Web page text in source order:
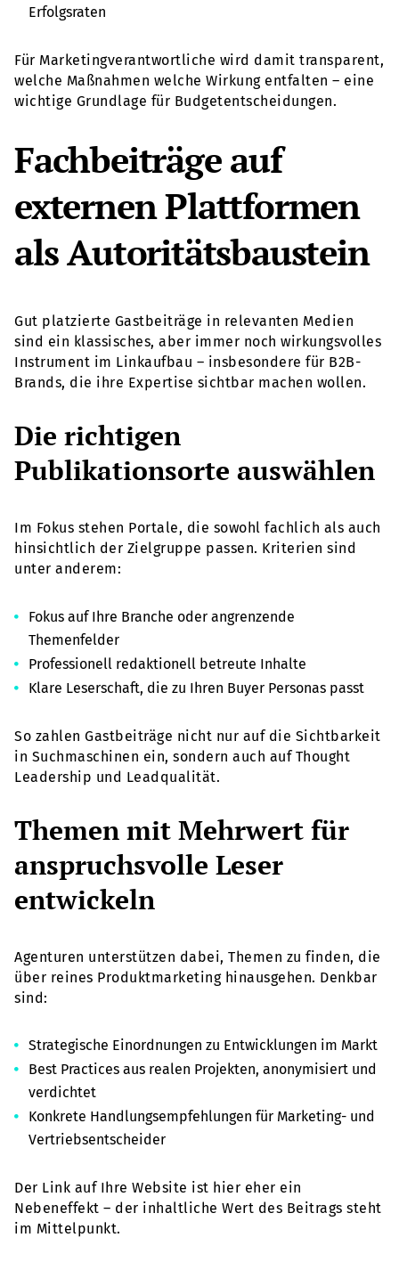
Erfolgsraten
Für Marketingverantwortliche wird damit transparent,
welche Maßnahmen welche Wirkung entfalten – eine
wichtige Grundlage für Budgetentscheidungen.
Fachbeiträge auf
externen Plattformen
als Autoritätsbaustein
Gut platzierte Gastbeiträge in relevanten Medien
sind ein klassisches, aber immer noch wirkungsvolles
Instrument im Linkaufbau – insbesondere für B2B-
Brands, die ihre Expertise sichtbar machen wollen.
Die richtigen
Publikationsorte auswählen
Im Fokus stehen Portale, die sowohl fachlich als auch
hinsichtlich der Zielgruppe passen. Kriterien sind
unter anderem:
Fokus auf Ihre Branche oder angrenzende
Themenfelder
Professionell redaktionell betreute Inhalte
Klare Leserschaft, die zu Ihren Buyer Personas passt
So zahlen Gastbeiträge nicht nur auf die Sichtbarkeit
in Suchmaschinen ein, sondern auch auf Thought
Leadership und Leadqualität.
Themen mit Mehrwert für
anspruchsvolle Leser
entwickeln
Agenturen unterstützen dabei, Themen zu finden, die
über reines Produktmarketing hinausgehen. Denkbar
sind:
Strategische Einordnungen zu Entwicklungen im Markt
Best Practices aus realen Projekten, anonymisiert und
verdichtet
Konkrete Handlungsempfehlungen für Marketing- und
Vertriebsentscheider
Der Link auf Ihre Website ist hier eher ein
Nebeneffekt – der inhaltliche Wert des Beitrags steht
im Mittelpunkt.